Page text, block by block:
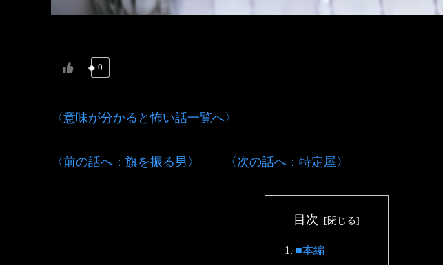
0
〈意味が分かると怖い話一覧へ〉
〈前の話へ：旗を振る男〉 〈次の話へ：特定屋〉
目次
■本編